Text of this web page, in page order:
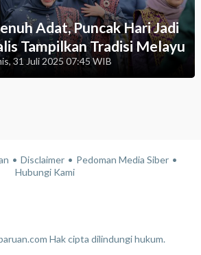
Adat, Puncak Hari Jadi
Tampilkan Tradisi Melayu
31 Juli 2025 07:45 WIB
Disclaimer
Pedoman Media Siber
Hubungi Kami
Hak cipta dilindungi hukum.